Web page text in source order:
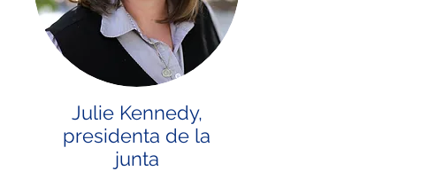
Julie Kennedy,
presidenta de la
junta